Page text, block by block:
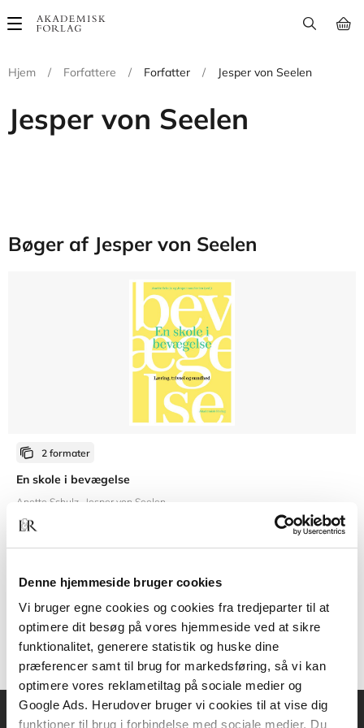
Denne hjemmeside bruger cookies
Vi bruger egne cookies og cookies fra tredjeparter til at
optimere dit besøg på vores hjemmeside ved at sikre
funktionalitet, generere statistik og huske dine
præferencer samt til brug for markedsføring, så vi kan
optimere vores reklametiltag på sociale medier og
Google Ads. Herudover bruger vi cookies til at vise dig
funktioner til brug i forbindelse med sociale medier. Du
Main
Hjem
/ Forfattere / Forfatter / Jesper von Seelen
Jesper von Seelen
Bøger af Jesper von Seelen
2 formater
En skole i bevægelse
Anette Schulz Jesper von Seelen
309,95 KR.